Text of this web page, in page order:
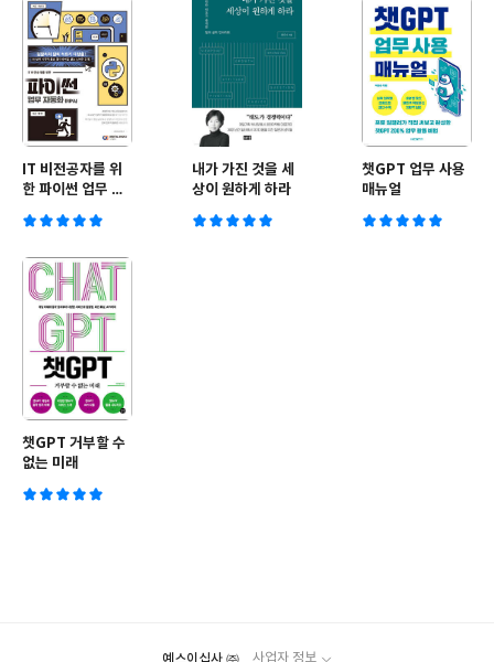
IT 비전공자를 위
한 파이썬 업무 자
내가 가진 것을 세
상이 원하게 하라
챗GPT 업무 사용
매뉴얼
챗GPT 거부할 수
없는 미래
예스이십사 ㈜ 사업자 정보